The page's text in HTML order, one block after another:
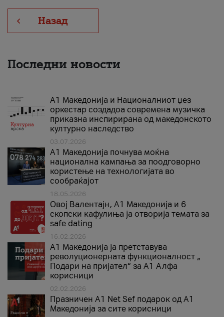
Назад
Последни новости
А1 Македонија и Националниот џез
оркестар создадоа современа музичка
приказна инспирирана од македонското
културно наследство
03.07.2026
A1 Македонија почнува моќна
национална кампања за поодговорно
користење на технологијата во
сообраќајот
18.05.2026
Овој Валентајн, A1 Македонија и 6
скопски кафулиња ја отворија темата за
safe dating
16.02.2026
А1 Македонија ја претставува
револуционерната функционалност „
Подари на пријател“ за А1 Алфа
корисници
02.02.2026
Празничен A1 Net Sеf подарок од А1
Македонија за сите корисници